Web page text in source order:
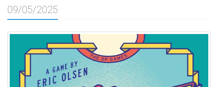
09/05/2025